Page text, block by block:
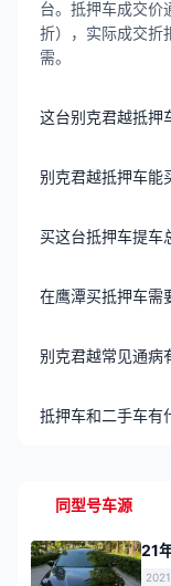
台。抵押车成交
折），实际成交折
需。
这台别克君越抵押
别克君越抵押车能
买这台抵押车提车
在鹰潭买抵押车需
别克君越常见通病
抵押车和二手车有
同型号车源
21